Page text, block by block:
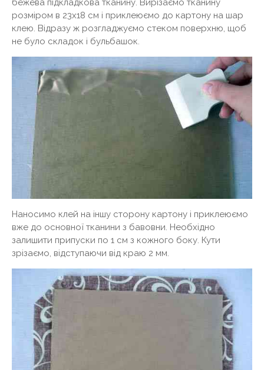
бежева підкладкова тканину. Вирізаємо тканину
розміром в 23х18 см і приклеюємо до картону на шар
клею. Відразу ж розгладжуємо стеком поверхню, щоб
не було складок і бульбашок.
Наносимо клей на іншу сторону картону і приклеюємо
вже до основної тканини з бавовни. Необхідно
залишити припуски по 1 см з кожного боку. Кути
зрізаємо, відступаючи від краю 2 мм.